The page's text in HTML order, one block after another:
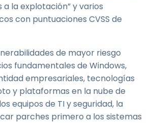
a la explotación” y varios
con puntuaciones CVSS de
de mayor riesgo
fundamentales de Windows,
empresariales, tecnologías
y plataformas en la nube de
equipos de TI y seguridad, la
parches primero a los sistemas